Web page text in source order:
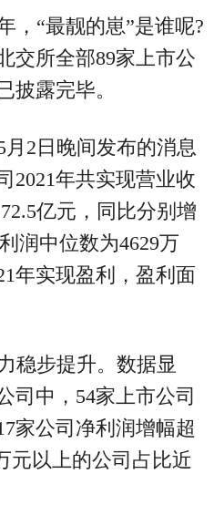
，“最靓的崽”是谁呢?
交所全部89家上市公
披露完毕。
2日晚间发布的消息
2021年共实现营业收
亿元，同比分别增
润中位数为4629万
年实现盈利，盈利面
稳步提升。数据显
司中，54家上市公司
家公司净利润增幅超
元以上的公司占比近